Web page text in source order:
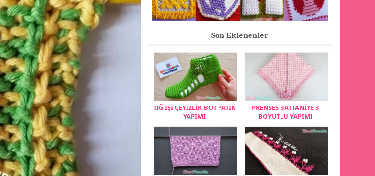
Son Eklenenler
TIĞ İŞİ ÇEYİZLİK BOT PATİK
YAPIMI
PRENSES BATTANİYE 3
BOYUTLU YAPIMI